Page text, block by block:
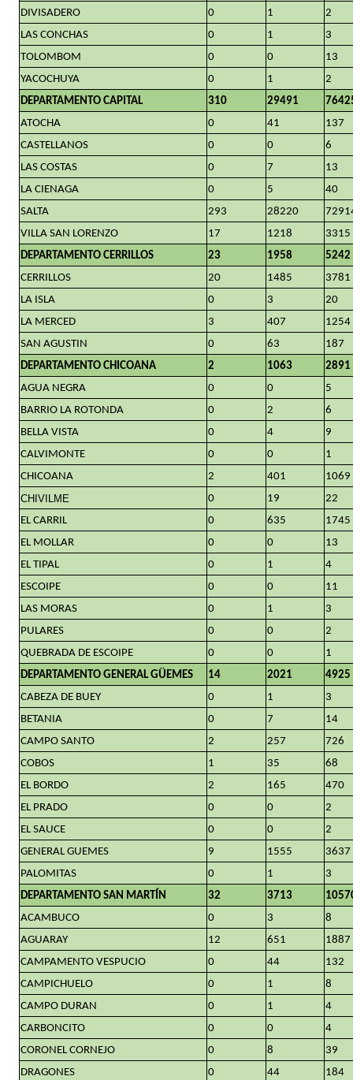
DIVISADERO 0 1
2
LAS CONCHAS
0 1
3
TOLOMBOM
0 0
13
YACOCHUYA
0 1
2
DEPARTAMENTO CAPITAL
310 29491
ATOCHA
0 41
137
CASTELLANOS
0 0
6
LAS COSTAS
0 7
13
LA CIENAGA
0 5
40
SALTA
293 28220
VILLA SAN LORENZO
17 1218
3315
DEPARTAMENTO CERRILLOS
23 1958
5242
CERRILLOS
20 1485
3781
LA ISLA
0 3
20
LA MERCED
3 407
1254
SAN AGUSTIN
0 63
187
DEPARTAMENTO CHICOANA
2 1063
2891
AGUA NEGRA
0 0
5
BARRIO LA ROTONDA
0 2
6
BELLA VISTA
0 4
9
CALVIMONTE
0 0
1
CHICOANA
2 401
1069
CHIVILME
0 19
22
EL CARRIL
0 635
1745
EL MOLLAR
0 0
13
EL TIPAL
0 1
4
ESCOIPE
0 0
11
LAS MORAS
0 1
3
PULARES
0 0
2
QUEBRADA DE ESCOIPE
0 0
1
DEPARTAMENTO GENERAL GÜEMES
14 2021
4925
CABEZA DE BUEY
0 1
3
BETANIA
0 7
14
CAMPO SANTO
2 257
726
COBOS
1 35
68
EL BORDO
2 165
470
EL PRADO
0 0
2
EL SAUCE
0 0
2
GENERAL GUEMES
9 1555
3637
PALOMITAS
0 1
3
DEPARTAMENTO SAN MARTÍN
32 3713
ACAMBUCO
0 3
8
AGUARAY
12 651
1887
CAMPAMENTO VESPUCIO
0 44
132
CAMPICHUELO
0 1
8
CAMPO DURAN
0 1
4
CARBONCITO
0 0
4
CORONEL CORNEJO
0 8
39
DRAGONES
0 44
184